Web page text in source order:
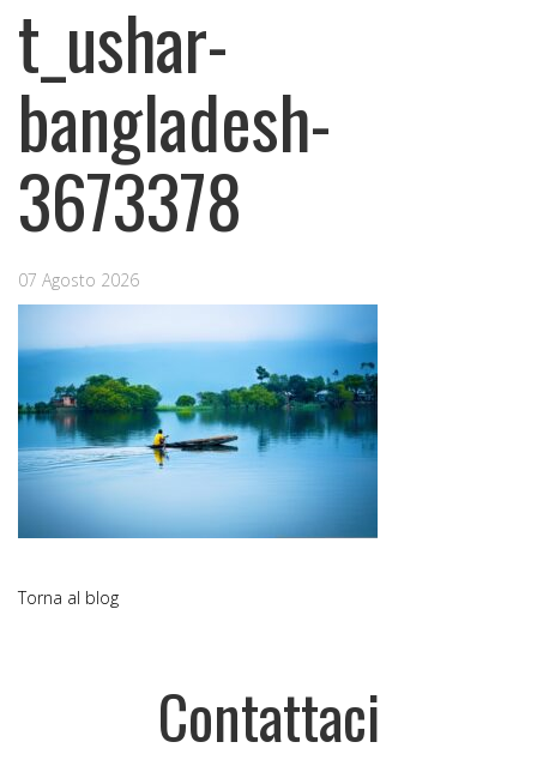
t_ushar-
bangladesh-
3673378
07 Agosto 2026
Torna al blog
Contattaci